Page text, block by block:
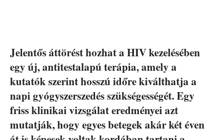
Jelentős áttörést hozhat a HIV kezelésében
egy új, antitestalapú terápia, amely a
kutatók szerint hosszú időre kiválthatja a
napi gyógyszerszedés szükségességét. Egy
friss klinikai vizsgálat eredményei azt
mutatják, hogy egyes betegek akár két éven